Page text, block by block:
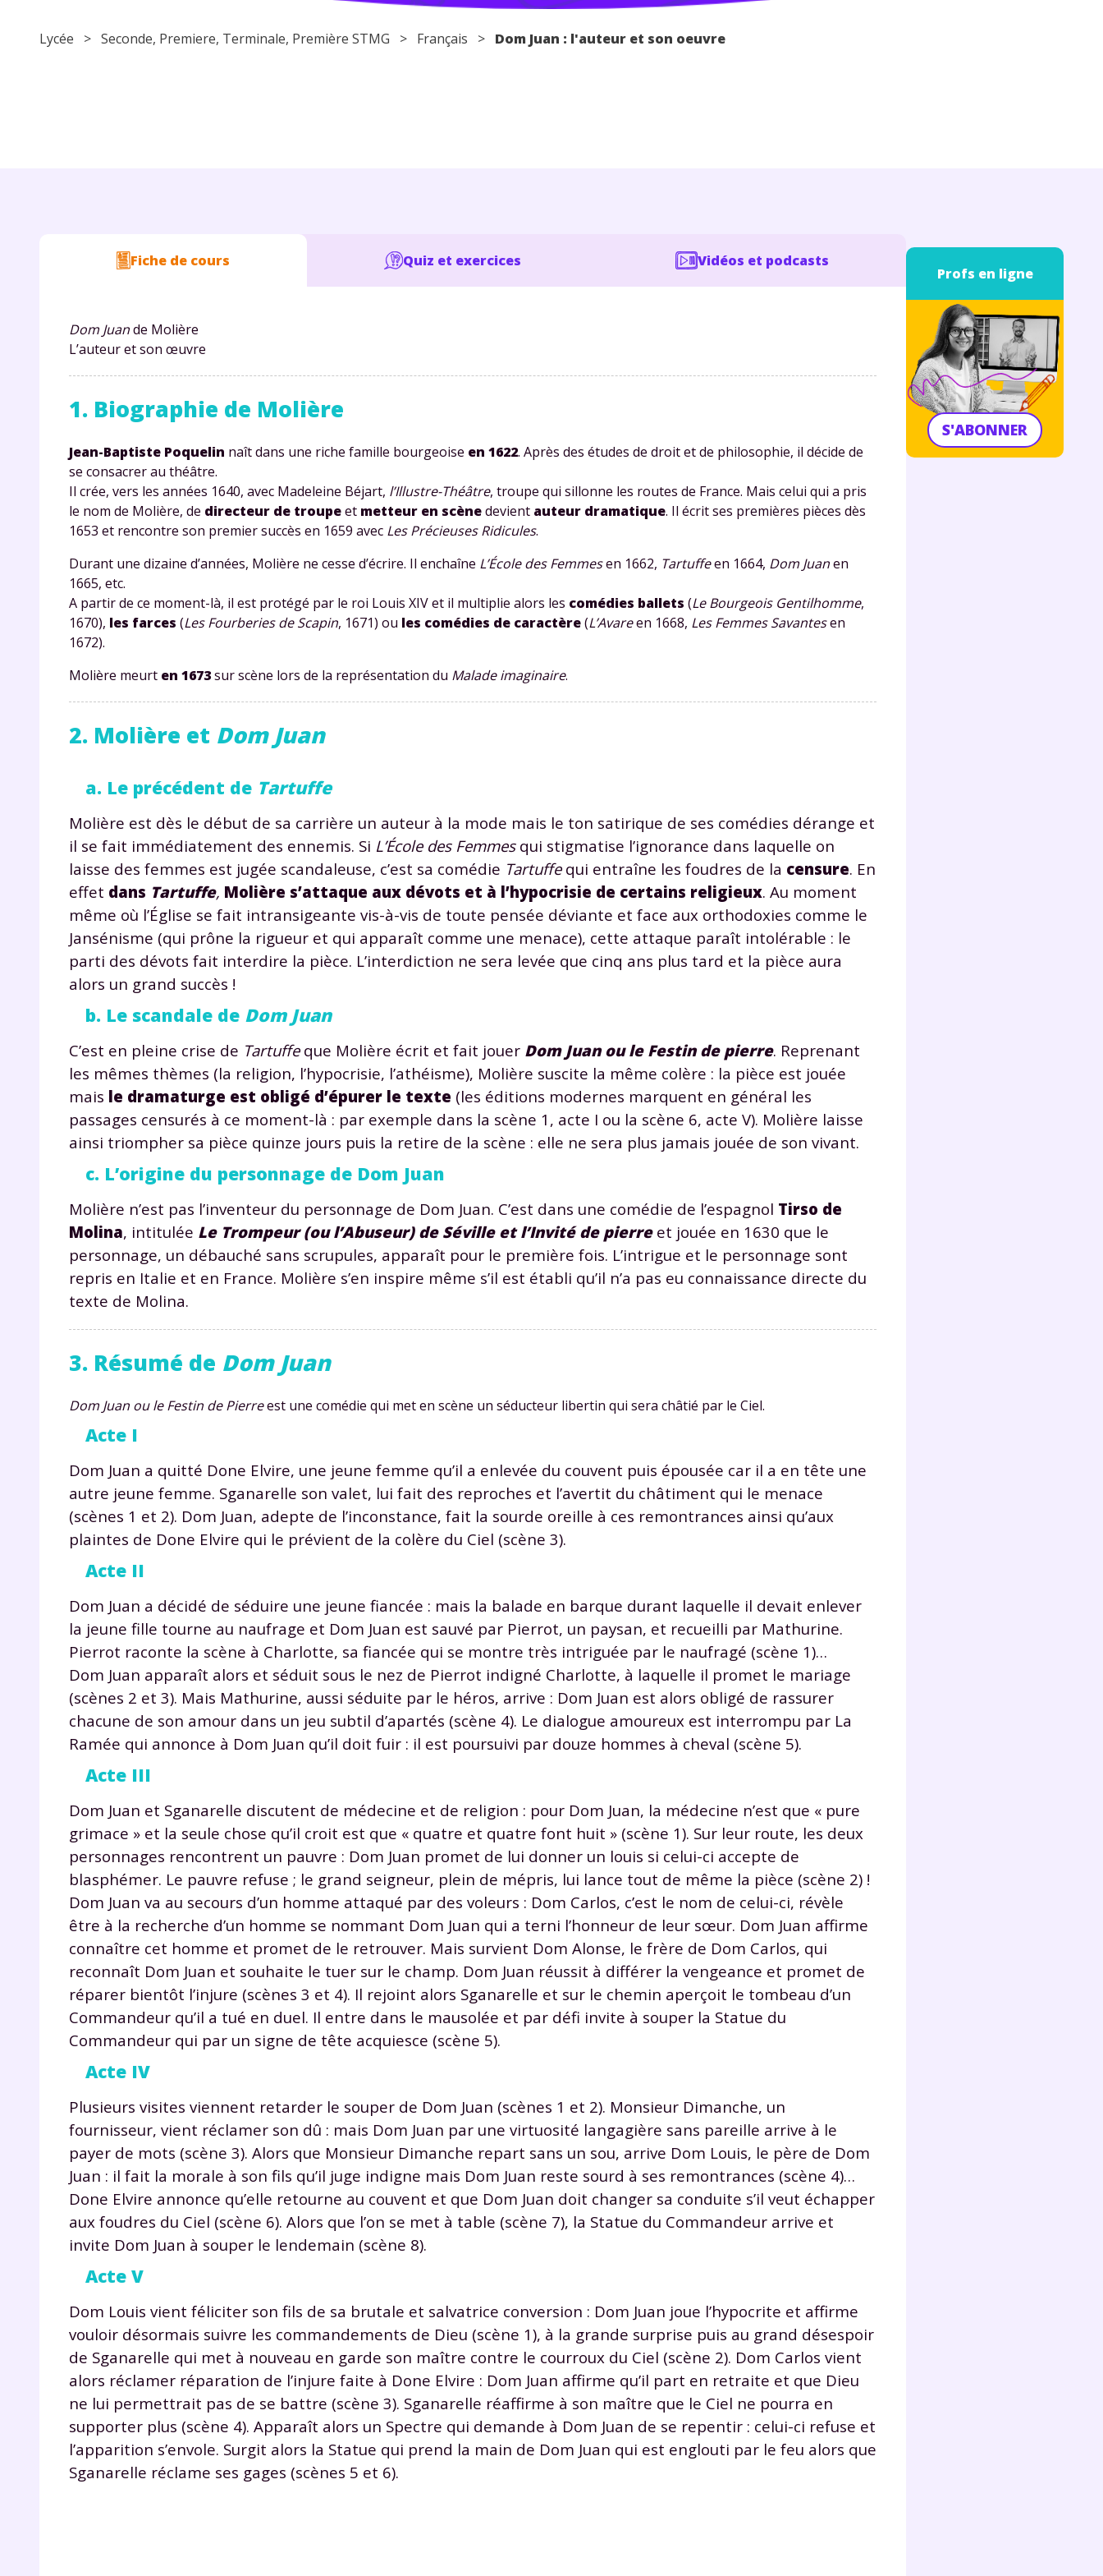
Lycée > Seconde, Premiere, Terminale, Première STMG > Français > Dom Juan : l'auteur et son oeuvre
Fiche de cours Quiz et exercices Vidéos et podcasts
Dom Juande Molière
L’auteur et son œuvre
1. Biographie de Molière
Jean-Baptiste Poquelin naît dans une riche famille bourgeoise en 1622. Après des études de droit et de philosophie, il décide de
se consacrer au théâtre.
Il crée, vers les années 1640, avec Madeleine Béjart, l’Illustre-Théâtre, troupe qui sillonne les routes de France. Mais celui qui a pris
le nom de Molière, de directeur de troupeet metteur en scènedevient auteur dramatique. Il écrit ses premières pièces dès
1653 et rencontre son premier succès en 1659 avec Les Précieuses Ridicules.
Durant une dizaine d’années, Molière ne cesse d’écrire. Il enchaîne L’École des Femmesen 1662, Tartuffeen 1664, Dom Juanen
1665, etc.
A partir de ce moment-là, il est protégé par le roi Louis XIV et il multiplie alors les comédies ballets (Le Bourgeois Gentilhomme,
1670), les farces (Les Fourberies de Scapin, 1671) ou les comédies de caractère(L’Avareen 1668, Les Femmes Savantesen
1672).
Molière meurt en 1673sur scène lors de la représentation du Malade imaginaire.
2. Molière et Dom Juan
a. Le précédent de Tartuffe
Molière est dès le début de sa carrière un auteur à la mode mais le ton satirique de ses comédies dérange et
il se fait immédiatement des ennemis. Si L’École des Femmesqui stigmatise l’ignorance dans laquelle on
laisse des femmes est jugée scandaleuse, c’est sa comédie Tartuffequi entraîne les foudres de la censure. En
effet dans Tartuffe, Molière s’attaque aux dévots et à l’hypocrisie de certains religieux. Au moment
même où l’Église se fait intransigeante vis-à-vis de toute pensée déviante et face aux orthodoxies comme le
Jansénisme (qui prône la rigueur et qui apparaît comme une menace), cette attaque paraît intolérable : le
parti des dévots fait interdire la pièce. L’interdiction ne sera levée que cinq ans plus tard et la pièce aura
alors un grand succès !
b. Le scandale de Dom Juan
C’est en pleine crise de Tartuffeque Molière écrit et fait jouer Dom Juan ou le Festin de pierre. Reprenant
les mêmes thèmes (la religion, l’hypocrisie, l’athéisme), Molière suscite la même colère : la pièce est jouée
mais le dramaturge est obligé d’épurer le texte (les éditions modernes marquent en général les
passages censurés à ce moment-là : par exemple dans la scène 1, acte I ou la scène 6, acte V). Molière laisse
ainsi triompher sa pièce quinze jours puis la retire de la scène : elle ne sera plus jamais jouée de son vivant.
c. L’origine du personnage de Dom Juan
Molière n’est pas l’inventeur du personnage de Dom Juan. C’est dans une comédie de l’espagnol Tirso de
Molina, intitulée Le Trompeur (ou l’Abuseur) de Séville et l’Invité de pierreet jouée en 1630 que le
personnage, un débauché sans scrupules, apparaît pour le première fois. L’intrigue et le personnage sont
repris en Italie et en France. Molière s’en inspire même s’il est établi qu’il n’a pas eu connaissance directe du
texte de Molina.
3. Résumé de Dom Juan
Dom Juan ou le Festin de Pierreest une comédie qui met en scène un séducteur libertin qui sera châtié par le Ciel.
Acte I
Dom Juan a quitté Done Elvire, une jeune femme qu’il a enlevée du couvent puis épousée car il a en tête une
autre jeune femme. Sganarelle son valet, lui fait des reproches et l’avertit du châtiment qui le menace
(scènes 1 et 2). Dom Juan, adepte de l’inconstance, fait la sourde oreille à ces remontrances ainsi qu’aux
plaintes de Done Elvire qui le prévient de la colère du Ciel (scène 3).
Acte II
Dom Juan a décidé de séduire une jeune fiancée : mais la balade en barque durant laquelle il devait enlever
la jeune fille tourne au naufrage et Dom Juan est sauvé par Pierrot, un paysan, et recueilli par Mathurine.
Pierrot raconte la scène à Charlotte, sa fiancée qui se montre très intriguée par le naufragé (scène 1)…
Dom Juan apparaît alors et séduit sous le nez de Pierrot indigné Charlotte, à laquelle il promet le mariage
(scènes 2 et 3). Mais Mathurine, aussi séduite par le héros, arrive : Dom Juan est alors obligé de rassurer
chacune de son amour dans un jeu subtil d’apartés (scène 4). Le dialogue amoureux est interrompu par La
Ramée qui annonce à Dom Juan qu’il doit fuir : il est poursuivi par douze hommes à cheval (scène 5).
Acte III
Dom Juan et Sganarelle discutent de médecine et de religion : pour Dom Juan, la médecine n’est que « pure
grimace » et la seule chose qu’il croit est que « quatre et quatre font huit » (scène 1). Sur leur route, les deux
personnages rencontrent un pauvre : Dom Juan promet de lui donner un louis si celui-ci accepte de
blasphémer. Le pauvre refuse ; le grand seigneur, plein de mépris, lui lance tout de même la pièce (scène 2) !
Dom Juan va au secours d’un homme attaqué par des voleurs : Dom Carlos, c’est le nom de celui-ci, révèle
être à la recherche d’un homme se nommant Dom Juan qui a terni l’honneur de leur sœur. Dom Juan affirme
connaître cet homme et promet de le retrouver. Mais survient Dom Alonse, le frère de Dom Carlos, qui
reconnaît Dom Juan et souhaite le tuer sur le champ. Dom Juan réussit à différer la vengeance et promet de
réparer bientôt l’injure (scènes 3 et 4). Il rejoint alors Sganarelle et sur le chemin aperçoit le tombeau d’un
Commandeur qu’il a tué en duel. Il entre dans le mausolée et par défi invite à souper la Statue du
Commandeur qui par un signe de tête acquiesce (scène 5).
Acte IV
Plusieurs visites viennent retarder le souper de Dom Juan (scènes 1 et 2). Monsieur Dimanche, un
fournisseur, vient réclamer son dû : mais Dom Juan par une virtuosité langagière sans pareille arrive à le
payer de mots (scène 3). Alors que Monsieur Dimanche repart sans un sou, arrive Dom Louis, le père de Dom
Juan : il fait la morale à son fils qu’il juge indigne mais Dom Juan reste sourd à ses remontrances (scène 4)…
Done Elvire annonce qu’elle retourne au couvent et que Dom Juan doit changer sa conduite s’il veut échapper
aux foudres du Ciel (scène 6). Alors que l’on se met à table (scène 7), la Statue du Commandeur arrive et
invite Dom Juan à souper le lendemain (scène 8).
Acte V
Dom Louis vient féliciter son fils de sa brutale et salvatrice conversion : Dom Juan joue l’hypocrite et affirme
vouloir désormais suivre les commandements de Dieu (scène 1), à la grande surprise puis au grand désespoir
de Sganarelle qui met à nouveau en garde son maître contre le courroux du Ciel (scène 2). Dom Carlos vient
alors réclamer réparation de l’injure faite à Done Elvire : Dom Juan affirme qu’il part en retraite et que Dieu
ne lui permettrait pas de se battre (scène 3). Sganarelle réaffirme à son maître que le Ciel ne pourra en
supporter plus (scène 4). Apparaît alors un Spectre qui demande à Dom Juan de se repentir : celui-ci refuse et
l’apparition s’envole. Surgit alors la Statue qui prend la main de Dom Juan qui est englouti par le feu alors que
Sganarelle réclame ses gages (scènes 5 et 6).
Profs en ligne
S'ABONNER
Envie de progresser et de
réussir votre année scolaire ?
notre plateforme de soutien scolaire !
podcasts de révisions
Unespace dédié aux
parentspour suivre les
progrès
Des profs expérimentés
disponibles à la demande
par tchat, audio ou vidéo
TESTER GRATUITEMENT
* Votre code d'accès sera envoyé à cette adresse e-mail. En renseignant votre e-mail, vous
consentez à ce que vos données à caractère personnel soient traitées par SEJER, sous la
marque myMaxicours, afin que SEJER puisse vous donner accès au service de soutien scolaire
pendant 24h. Pour en savoir plus sur la gestion de vos données personnelles et pour exercer
vos droits, vous pouvez consulternotre charte.
J’accepte de recevoir les actualités et des communications de la
newsletter. Vous pourrez vous désinscrire à tout moment, à travers le lien de
désinscription présent dans chaque newsletter. Pour en savoir plus sur la gestion
de vos données personnelles et pour exercer vos droits, vous pouvez consulter
notre charte .